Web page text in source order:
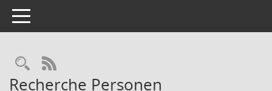
Toggle navigation
Rechercheauswahl
RSS-Feed
Recherche Personen